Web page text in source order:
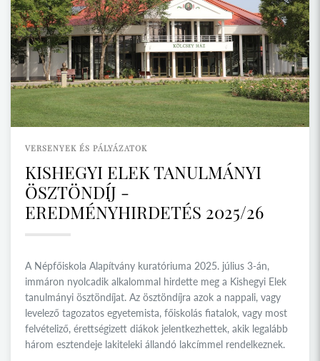
VERSENYEK ÉS PÁLYÁZATOK
KISHEGYI ELEK TANULMÁNYI
ÖSZTÖNDÍJ -
EREDMÉNYHIRDETÉS 2025/26
A Népfőiskola Alapítvány kuratóriuma 2025. július 3-án,
immáron nyolcadik alkalommal hirdette meg a Kishegyi Elek
tanulmányi ösztöndíjat. Az ösztöndíjra azok a nappali, vagy
levelező tagozatos egyetemista, főiskolás fiatalok, vagy most
felvételiző, érettségizett diákok jelentkezhettek, akik legalább
három esztendeje lakiteleki állandó lakcímmel rendelkeznek.